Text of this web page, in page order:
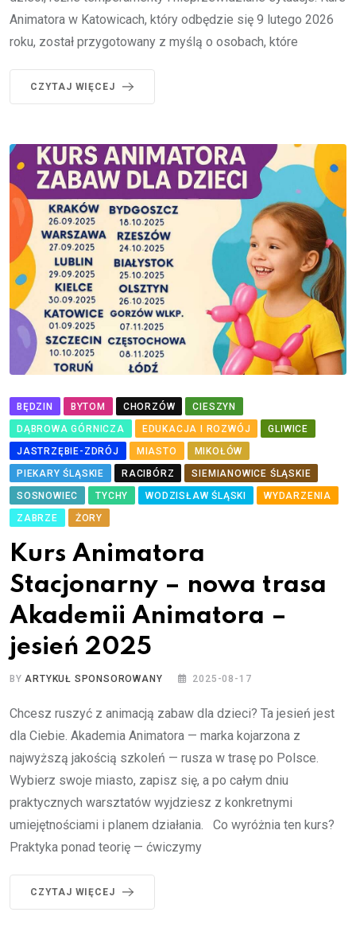
Animatora w Katowicach, który odbędzie się 9 lutego 2026
roku, został przygotowany z myślą o osobach, które
CZYTAJ WIĘCEJ
BĘDZIN BYTOM CHORZÓW
CIESZYN
DĄBROWA GÓRNICZA
EDUKACJA I ROZWÓJ
GLIWICE
JASTRZĘBIE-ZDRÓJ
MIASTO
MIKOŁÓW
PIEKARY ŚLĄSKIE
RACIBÓRZ
SIEMIANOWICE ŚLĄSKIE
SOSNOWIEC
TYCHY WODZISŁAW ŚLĄSKI
WYDARZENIA
ZABRZE
ŻORY
Kurs Animatora
Stacjonarny – nowa trasa
Akademii Animatora –
jesień 2025
BY ARTYKUŁ SPONSOROWANY 2025-08-17
Chcesz ruszyć z animacją zabaw dla dzieci? Ta jesień jest
dla Ciebie. Akademia Animatora — marka kojarzona z
najwyższą jakością szkoleń — rusza w trasę po Polsce.
Wybierz swoje miasto, zapisz się, a po całym dniu
praktycznych warsztatów wyjdziesz z konkretnymi
umiejętnościami i planem działania. Co wyróżnia ten kurs?
Praktyka ponad teorię — ćwiczymy
CZYTAJ WIĘCEJ